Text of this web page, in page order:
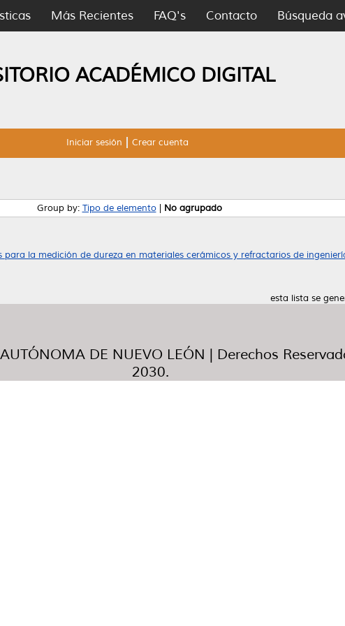
Más Recientes FAQ's Contacto Búsqueda
ACADÉMICO DIGITAL
Iniciar sesión Crear cuenta
Group by: Tipo de elemento| No agrupado
para la medición de dureza en materiales cerámicos y refractarios de
esta lista se
DE NUEVO LEÓN | Derechos
2030.